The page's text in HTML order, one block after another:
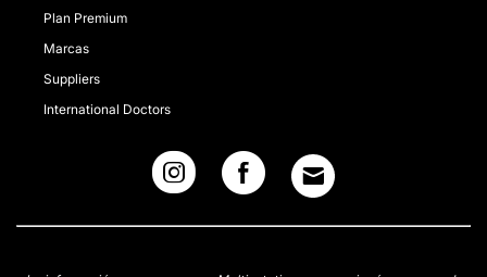
Plan Premium
Marcas
Suppliers
International Doctors